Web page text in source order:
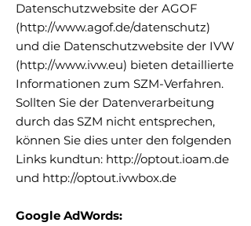
Datenschutzwebsite der AGOF
(http://www.agof.de/datenschutz)
und die Datenschutzwebsite der IVW
(http://www.ivw.eu) bieten detaillierte
Informationen zum SZM-Verfahren.
Sollten Sie der Datenverarbeitung
durch das SZM nicht entsprechen,
können Sie dies unter den folgenden
Links kundtun: http://optout.ioam.de
und http://optout.ivwbox.de
Google AdWords: